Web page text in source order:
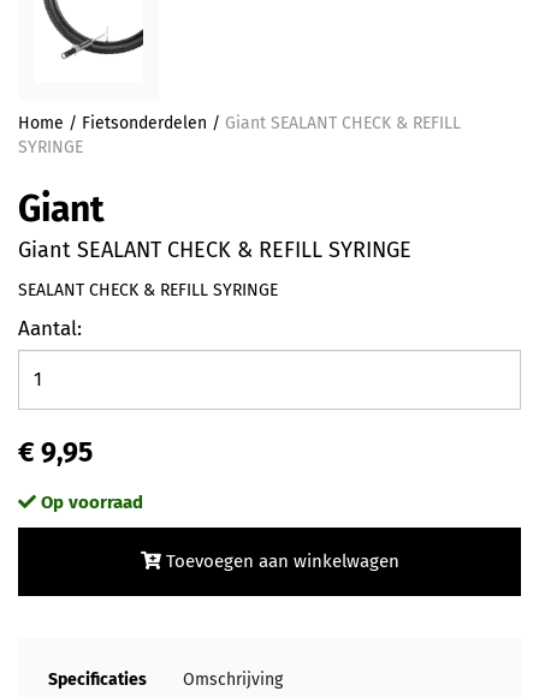
Home / Fietsonderdelen / Giant SEALANT CHECK & REFILL
SYRINGE
Giant
Giant SEALANT CHECK & REFILL SYRINGE
SEALANT CHECK & REFILL SYRINGE
Aantal:
€ 9,95
Op voorraad
Toevoegen aan winkelwagen
Specificaties Omschrijving